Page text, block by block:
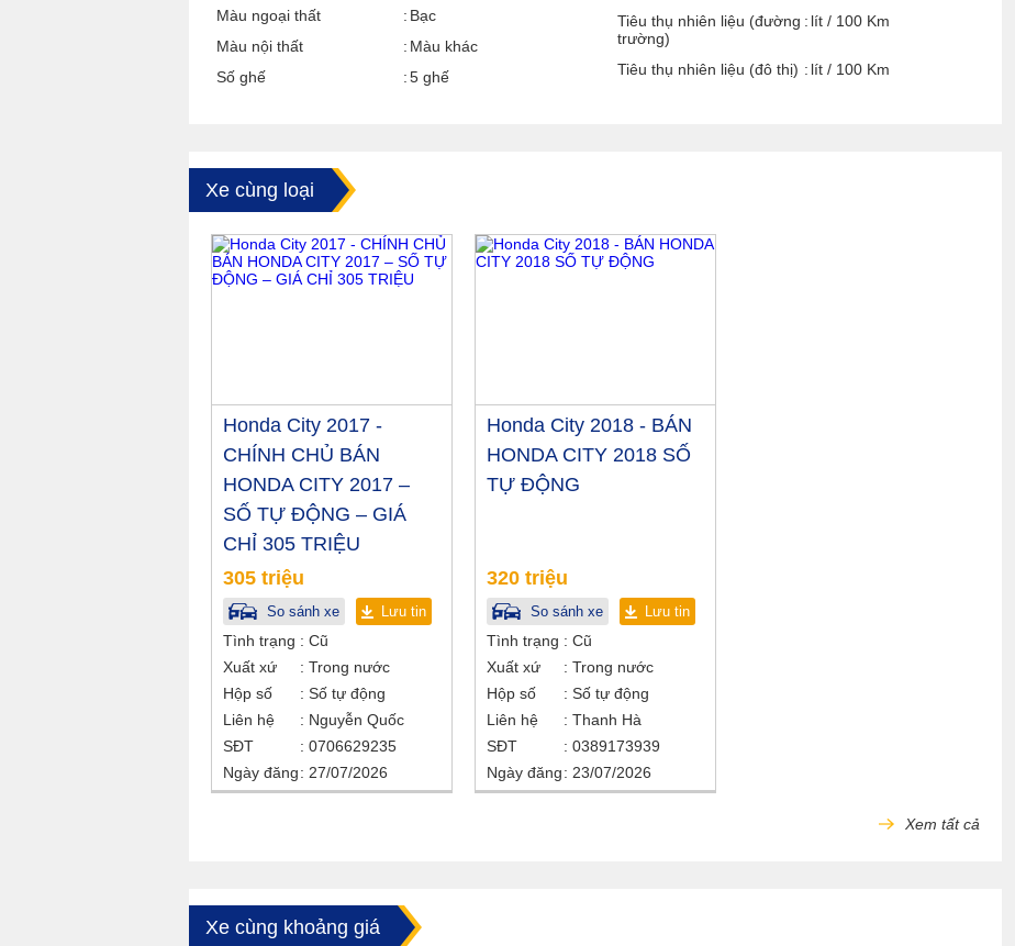
Màu ngoại thất
Bạc
Màu nội thất
Màu khác
Số ghế
5 ghế
Tiêu thụ nhiên liệu (đường
trường)
lít / 100 Km
Tiêu thụ nhiên liệu (đô thị) lít / 100 Km
Xe cùng loại
Honda City 2017 -
CHÍNH CHỦ BÁN
HONDA CITY 2017 –
SỐ TỰ ĐỘNG – GIÁ
CHỈ 305 TRIỆU
305 triệu
So sánh xe Lưu tin
Tình trạng
Cũ
Xuất xứ
Trong nước
Hộp số
Số tự động
Liên hệ
Nguyễn Quốc
SĐT
0706629235
Ngày đăng
27/07/2026
Honda City 2018 - BÁN
HONDA CITY 2018 SỐ
TỰ ĐỘNG
320 triệu
So sánh xe Lưu tin
Tình trạng
Cũ
Xuất xứ
Trong nước
Hộp số
Số tự động
Liên hệ
Thanh Hà
SĐT
0389173939
Ngày đăng
23/07/2026
Xem tất cả
Xe cùng khoảng giá